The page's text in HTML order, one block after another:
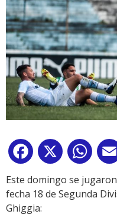
Facebook
X
Este domingo se
fecha 18 de Segunda
Ghiggia: